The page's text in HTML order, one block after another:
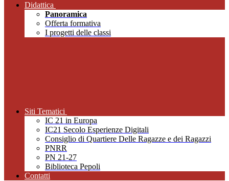
Didattica
Panoramica
Offerta formativa
I progetti delle classi
Siti Tematici
IC 21 in Europa
IC21 Secolo Esperienze Digitali
Consiglio di Quartiere Delle Ragazze e dei Ragazzi
PNRR
PN 21-27
Biblioteca Pepoli
Contatti